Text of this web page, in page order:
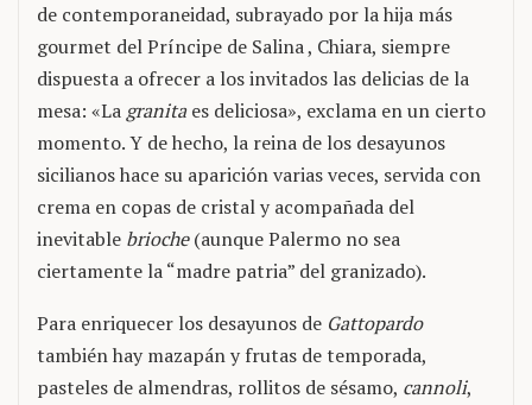
de contemporaneidad, subrayado por la hija más
gourmet del Príncipe de Salina , Chiara, siempre
dispuesta a ofrecer a los invitados las delicias de la
mesa: «La granitaes deliciosa», exclama en un cierto
momento. Y de hecho, la reina de los desayunos
sicilianos hace su aparición varias veces, servida con
crema en copas de cristal y acompañada del
inevitable brioche(aunque Palermo no sea
ciertamente la “madre patria” del granizado).
Para enriquecer los desayunos de Gattopardo
también hay mazapán y frutas de temporada,
pasteles de almendras, rollitos de sésamo, cannoli,